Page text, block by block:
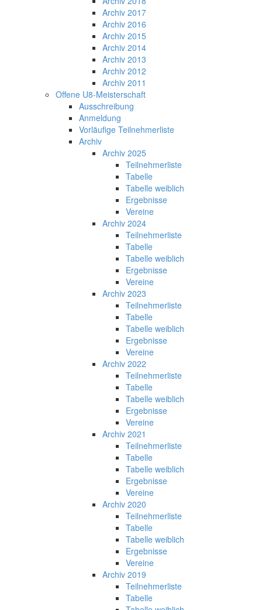
Archiv 2017
Archiv 2016
Archiv 2015
Archiv 2014
Archiv 2013
Archiv 2012
Archiv 2011
Offene U8-Meisterschaft
Ausschreibung
Anmeldung
Vorläufige Teilnehmerliste
Archiv
Archiv 2025
Teilnehmerliste
Tabelle
Tabelle weiblich
Ergebnisse
Vereine
Archiv 2024
Teilnehmerliste
Tabelle
Tabelle weiblich
Ergebnisse
Vereine
Archiv 2023
Teilnehmerliste
Tabelle
Tabelle weiblich
Ergebnisse
Vereine
Archiv 2022
Teilnehmerliste
Tabelle
Tabelle weiblich
Ergebnisse
Vereine
Archiv 2021
Teilnehmerliste
Tabelle
Tabelle weiblich
Ergebnisse
Vereine
Archiv 2020
Teilnehmerliste
Tabelle
Tabelle weiblich
Ergebnisse
Vereine
Archiv 2019
Teilnehmerliste
Tabelle